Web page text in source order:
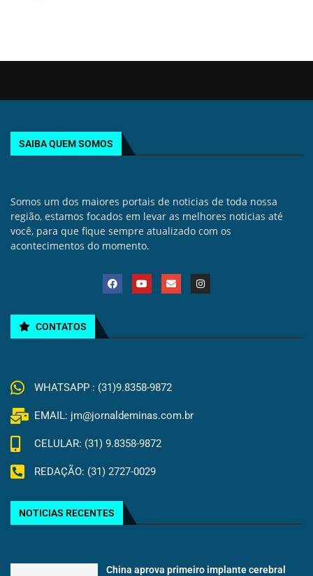
SAIBA QUEM SOMOS
Somos um dos maiores portais de noticias de toda nossa
região, estamos focados em levar as melhores noticias até
você, para que fique sempre atualizado com os
acontecimentos do momento.
CONTATOS
WHATSAPP : (31)9.8358-9872
EMAIL: jm@jornaldeminas.com.br
CELULAR: (31) 9.8358-9872
REDAÇÃO: (31) 2727-0029
NOTICIAS RECENTES
China aprova primeiro implante cerebral